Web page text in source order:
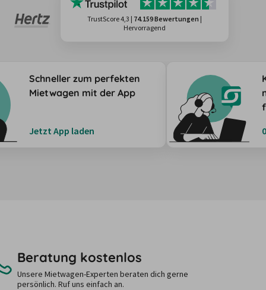
TrustScore 4,3 | 74.159 Bewertungen |
Hervorragend
Schneller zum perfekten
Mietwagen mit der App
Jetzt App laden
Beratung kostenlos
Unsere Mietwagen-Experten beraten dich gerne
persönlich. Ruf uns einfach an.